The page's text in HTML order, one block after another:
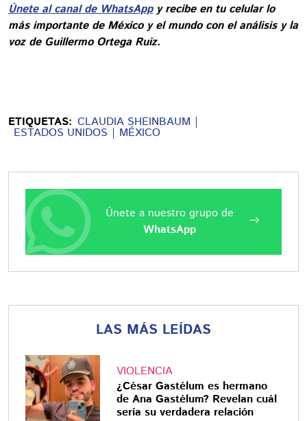
Únete al canal de WhatsAppy recibe en tu celular lo
más importante de México y el mundo con el análisis y la
voz de Guillermo Ortega Ruiz.
ETIQUETAS: CLAUDIA SHEINBAUM
ESTADOS UNIDOS MÉXICO
Únete a nuestro grupo de
WhatsApp
LAS MÁS LEÍDAS
VIOLENCIA
¿César Gastélum es hermano
de Ana Gastélum? Revelan cuál
sería su verdadera relación